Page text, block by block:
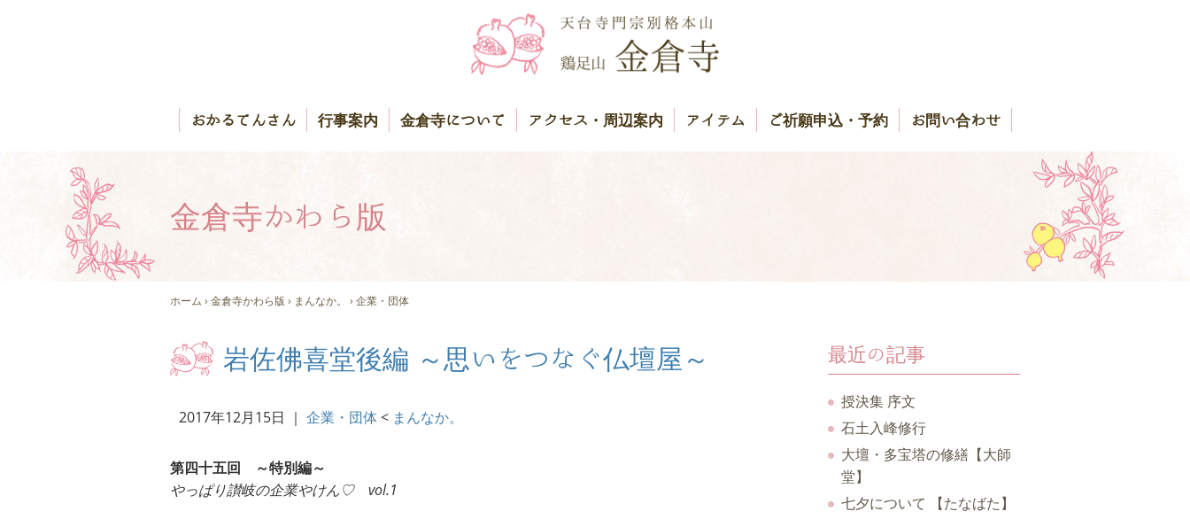
おかるてんさん 行事案内 金倉寺について アクセス・周辺案内 アイテム ご祈願申込・予約 お問い合わせ
金倉寺かわら版
ホーム › 金倉寺かわら版 › まんなか。 › 企業・団体
岩佐佛喜堂後編 ～思いをつなぐ仏壇屋～
2017年12月15日 ｜ 企業・団体< まんなか。
第四十五回 ～特別編～
やっぱり讃岐の企業やけん♡ vol.1
最近の記事
授決集 序文
石土入峰修行
大壇・多宝塔の修繕【大師
堂】
七夕について 【たなばた】